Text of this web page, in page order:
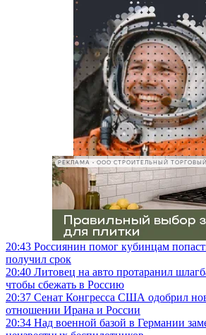
20:43 Россиянин помог кубинцам
получил срок
20:40 Литовец на авто протаранил
чтобы сбежать в Россию
20:37 Сенат Конгресса США одобрил
отношении Ирана и России
20:34 Над военной базой в Германии